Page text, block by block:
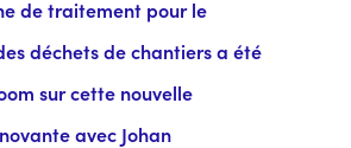
de traitement pour le
déchets de chantiers a été
sur cette nouvelle
avec Johan